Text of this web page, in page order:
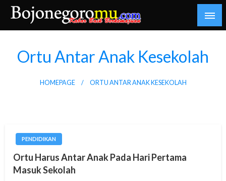
Skip
content
Kabar Baik Berkemajuan
Ortu Antar Anak Kesekolah
HOMEPAGE ORTU ANTAR ANAK KESEKOLAH
PENDIDIKAN
Ortu Harus Antar Anak Pada Hari Pertama
Masuk Sekolah